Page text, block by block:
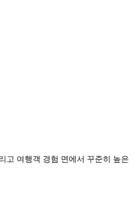
고 여행객 경험 면에서 꾸준히 높은